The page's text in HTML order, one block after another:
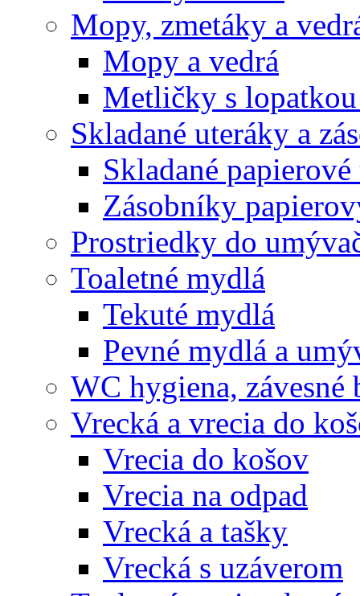
Mopy, zmetáky a
Mopy a vedrá
Metličky s
Skladané uteráky a
Skladané
Zásobníky
Prostriedky do
Toaletné mydlá
Tekuté mydlá
Pevné mydlá a
WC hygiena, závesné
Vrecká a vrecia do
Vrecia do košov
Vrecia na odpad
Vrecká a tašky
Vrecká s uzáverom